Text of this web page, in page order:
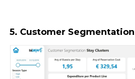
5. Customer